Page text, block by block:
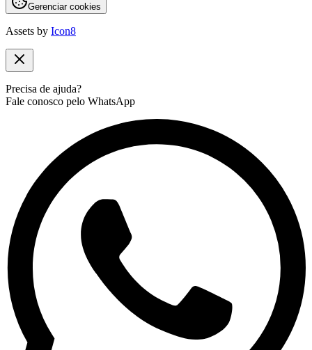
Gerenciar cookies
Assets by Icon8
Precisa de ajuda?
Fale conosco pelo WhatsApp